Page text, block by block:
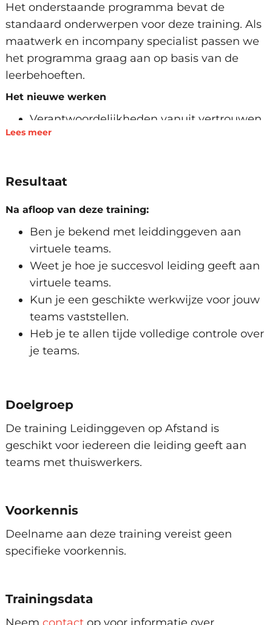
Het onderstaande programma bevat de
standaard onderwerpen voor deze training. Als
maatwerk en incompany specialist passen we
het programma graag aan op basis van de
leerbehoeften.
Het nieuwe werken
Verantwoordelijkheden vanuit vertrouwen
Controle nemen of loslaten
Flexibiliteit in werken vanuit huis en
kantoor
Virtueel leidinggeven aan teams
Interactieve samenwerking
Verschillende systemen
Vormen van online meetings
Zelfmotivatie van teamleden
Communicatie met stakeholders
Werkwijze
Visie van de organisatie
Delen van successen
Tegenslagen relativeren
Lees meer
Resultaat
Na afloop van deze training:
Ben je bekend met leiddinggeven aan
virtuele teams.
Weet je hoe je succesvol leiding geeft aan
virtuele teams.
Kun je een geschikte werkwijze voor jouw
teams vaststellen.
Heb je te allen tijde volledige controle over
je teams.
Doelgroep
De training Leidinggeven op Afstand is
geschikt voor iedereen die leiding geeft aan
teams met thuiswerkers.
Voorkennis
Deelname aan deze training vereist geen
specifieke voorkennis.
Trainingsdata